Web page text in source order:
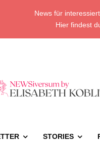
News für
Hier findest
STORIES